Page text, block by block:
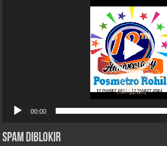
00:00
Spam Diblokir